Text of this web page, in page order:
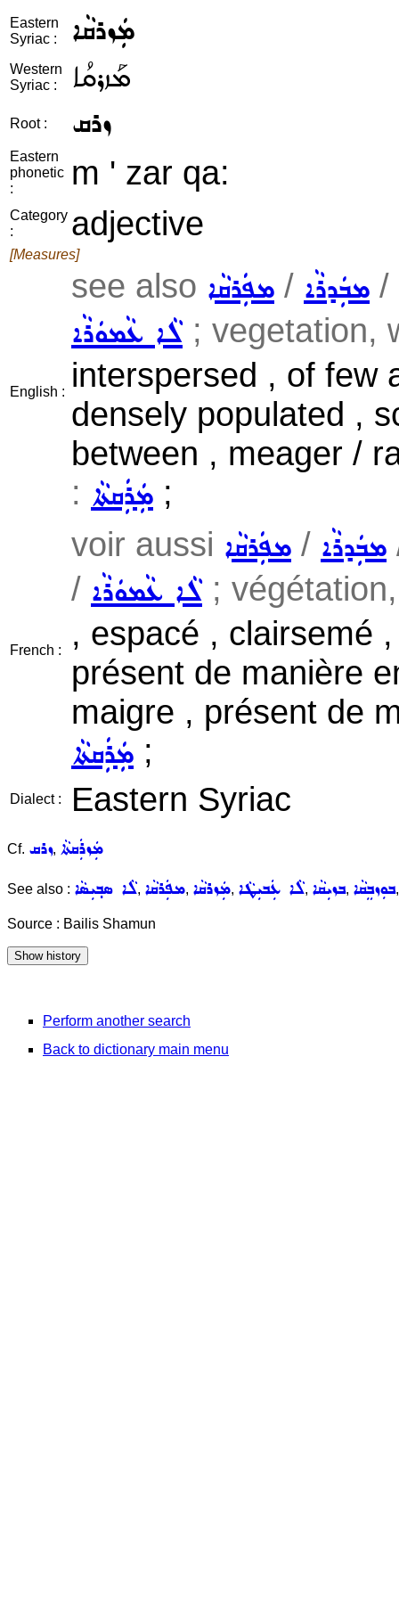
Eastern
Syriac :
ܡܲܙܪܩܵܐ
Western
Syriac :
ܡܰܙܪܩܳܐ
Root : ܙܪܩ
Eastern
phonetic
:
m ' zar qa:
Category
:
adjective
[Measures]
English :
see also ܡܦܲܪܩܵܐ / ܡܒܲܕܪܵܐ /
ܠܵܐ ܥܵܡܘܿܪܵܐ; vegetation,
interspersed , of few
densely populated ,
between , meager /
: ܡܲܪܲܩܬܵܐ ;
French :
voir aussi ܡܦܲܪܩܵܐ / ܡܒܲܕܪܵܐ
/ ܠܵܐ ܥܵܡܘܿܪܵܐ;
, espacé , clairsemé
présent de manière
maigre , présent de
ܡܲܪܲܩܬܵܐ ;
Dialect : Eastern Syriac
Cf. ܙܪܩ, ܡܲܙܪܲܩܬܵܐ
See also : ܠܵܐ ܣܒ݂ܝܼܣܵܐ, ܡܦܲܪܩܵܐ, ܡܲܙܪܩܵܐ, ܠܵܐ ܥܲܒܝܼܛܵܐ, ܒܙܝܼܩܵܐ, ܒܘܼܙܒܸܩܵܐ
Source : Bailis Shamun
Perform another search
Back to dictionary main menu